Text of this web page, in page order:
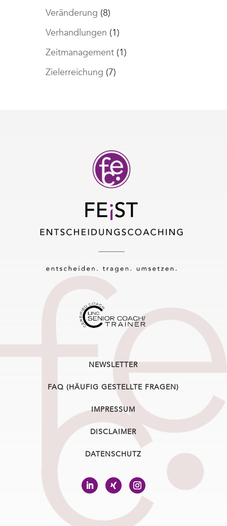
Veränderung (8)
Verhandlungen (1)
Zeitmanagement(1)
Zielerreichung (7)
NEWSLETTER
FAQ (HÄUFIG GESTELLTE FRAGEN)
IMPRESSUM
DISCLAIMER
DATENSCHUTZ